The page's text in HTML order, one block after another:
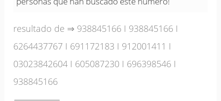
resultado de ⇒ 938845166 I 938845166 I
6264437767 I 691172183 I 912001411 I
03023842604 I 605087230 I 696398546 I
938845166